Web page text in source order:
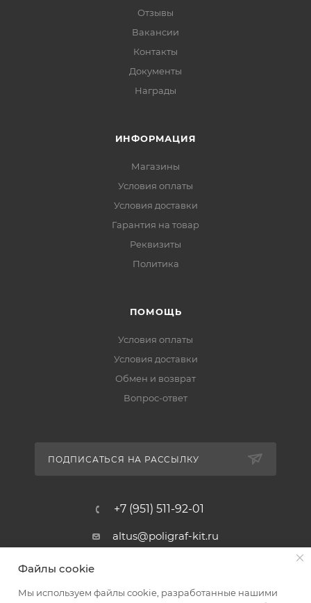
Отзывы
Вакансии
Контакты
Документы
Награды
ИНФОРМАЦИЯ
Магазины
Условия оплаты
Условия доставки
Гарантия на товар
Реквизиты
Политика
ПОМОЩЬ
Условия оплаты
Условия доставки
Обмен и возврат
Вопрос-ответ
ПОДПИСАТЬСЯ НА РАССЫЛКУ
+7 (951) 511-92-01
altus@poligraf-kit.ru
Магазин-склад ТЦ "Альтус"
пос. Янтарный, Малое Зеленое
Файлы cookie
Мы используем файлы cookie, разработанные нашими